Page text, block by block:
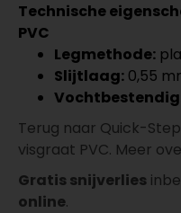
Technische
PVC
Legmethode:
Slijtlaag: 0,55
Terug naar Quick-
visgraat PVC. Meer
Gratis snijverlies
online.